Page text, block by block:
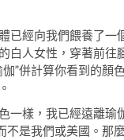
已經向我們餵養了一
白人女性，穿著前往
”併計算你看到的顏
一樣，我已經遠離瑜
不是我們或美國。那